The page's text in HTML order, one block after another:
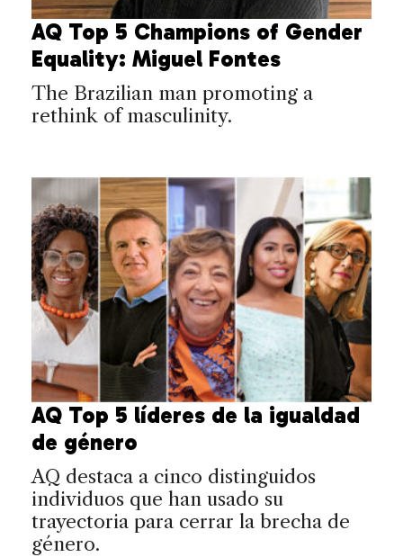
AQ Top 5 Champions of Gender
Equality: Miguel Fontes
The Brazilian man promoting a
rethink of masculinity.
AQ Top 5 líderes de la igualdad
de género
AQ destaca a cinco distinguidos
individuos que han usado su
trayectoria para cerrar la brecha de
género.